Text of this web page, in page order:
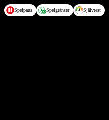
Spelpaus Spelgränser Självtest